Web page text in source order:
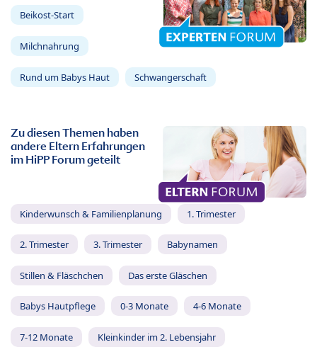
Beikost-Start
Milchnahrung
Rund um Babys Haut Schwangerschaft
Zu diesen Themen haben
andere Eltern Erfahrungen
im HiPP Forum geteilt
Kinderwunsch & Familienplanung 1. Trimester
2. Trimester 3. Trimester Babynamen
Stillen & Fläschchen Das erste Gläschen
Babys Hautpflege 0-3 Monate 4-6 Monate
7-12 Monate Kleinkinder im 2. Lebensjahr